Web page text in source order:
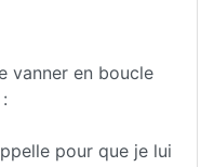
vanner en boucle
pour que je lui